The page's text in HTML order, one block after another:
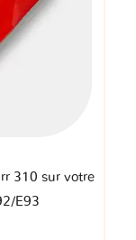
310 sur votre
E93